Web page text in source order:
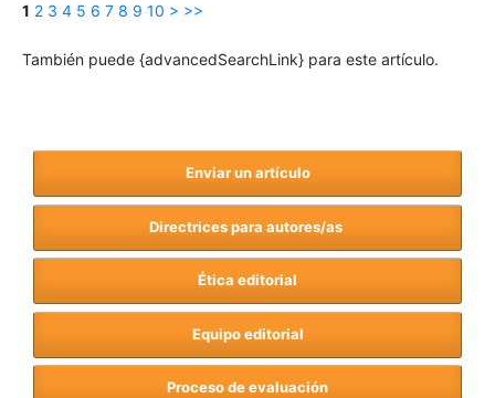
1 2 3 4 5 6 7 8 9 10 > >>
También puede {advancedSearchLink} para este artículo.
Enviar un artículo
Directrices para autores/as
Ética editorial
Equipo editorial
Proceso de evaluación